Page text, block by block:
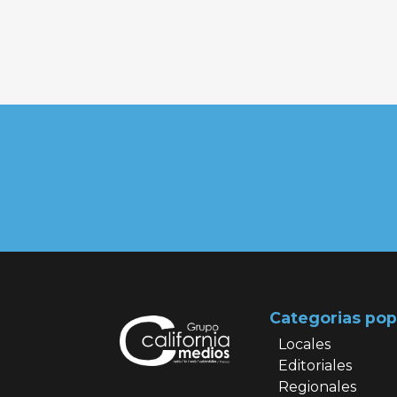
Categorias
Locales
Editoriales
Regionales